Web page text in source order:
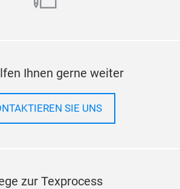
Ihnen gerne weiter
SIE UNS
zur Texprocess